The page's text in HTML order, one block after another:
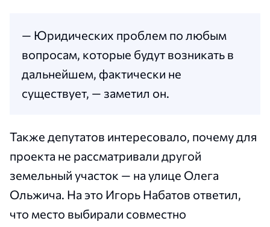
— Юридических проблем по любым
вопросам, которые будут возникать в
дальнейшем, фактически не
существует, — заметил он.
Также депутатов интересовало, почему для
проекта не рассматривали другой
земельный участок — на улице Олега
Ольжича. На это Игорь Набатов ответил,
что место выбирали совместно